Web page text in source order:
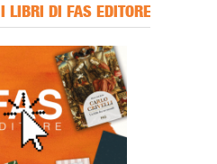
I LIBRI DI FAS EDITORE